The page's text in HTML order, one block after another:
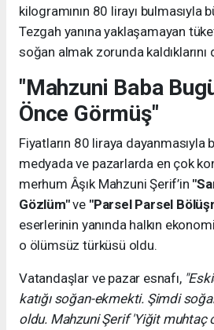
kilogramının 80 lirayı bulmasıyla
Tezgah yanına yaklaşamayan
soğan almak zorunda
"Mahzuni Baba
Önce Görmüş"
Fiyatların 80 liraya dayanmasıyla
medyada ve pazarlarda en çok
merhum Âşık Mahzuni Şerif’in
Gözlüm"ve "Parsel Parsel
eserlerinin yanında halkın
o ölümsüz türküsü oldu.
Vatandaşlar ve pazar esnafı,
katığı soğan-ekmekti. Şimdi
oldu. Mahzuni Şerif 'Yiğit muhtaç